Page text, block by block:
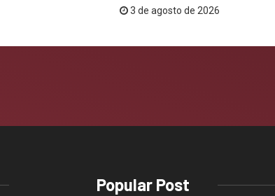
3 de agosto de 2026
Popular Post